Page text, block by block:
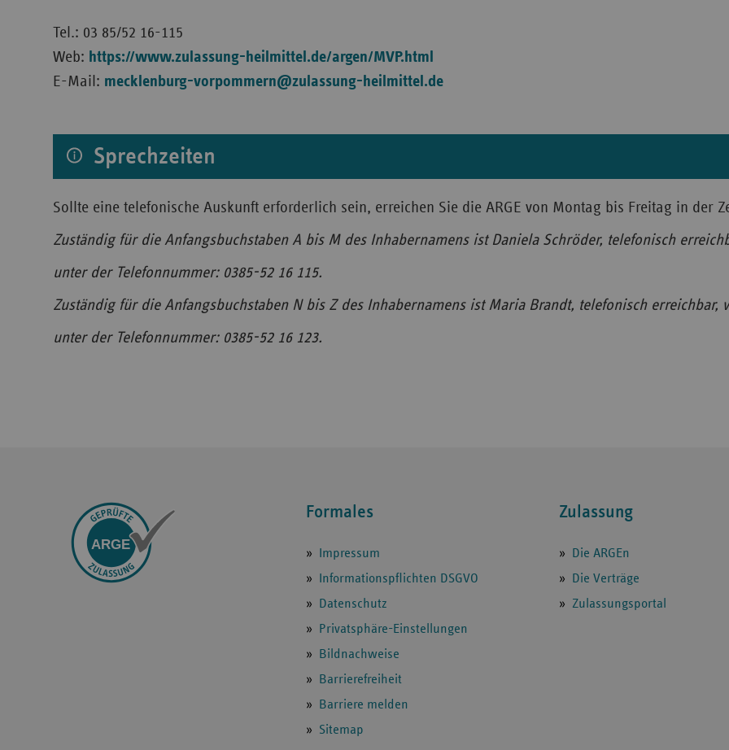
Tel.: 03 85/52 16-115
Web: https://www.zulassung-heilmittel.de/argen/MVP.html
E-Mail: mecklenburg-vorpommern@zulassung-heilmittel.de
Sprechzeiten
Sollte eine telefonische Auskunft erforderlich sein, erreichen Sie die ARGE von Montag bis Freitag in der
Zuständig für die Anfangsbuchstaben A bis M des Inhabernamens ist Daniela Schröder, telefonisch
unter der Telefonnummer: 0385-52 16 115.
Zuständig für die Anfangsbuchstaben N bis Z des Inhabernamens ist Maria Brandt, telefonisch erreichbar,
unter der Telefonnummer: 0385-52 16 123.
ARGEn Formales
Impressum
Informationspflichten DSGVO
Datenschutz
Privatsphäre-Einstellungen
Bildnachweise
Barrierefreiheit
Barriere melden
Sitemap
Zulassung
Die ARGEn
Die Verträge
Zulassungsportal